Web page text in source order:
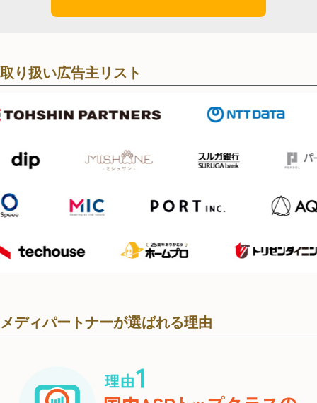
取り扱い広告主リスト
メディパートナーが選ばれる理由